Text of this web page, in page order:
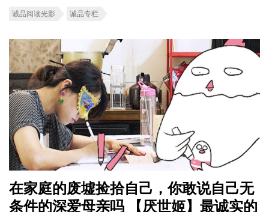
诚品阅读光影 诚品专栏
在家庭的废墟捡拾自己，你敢说自己无
条件的深爱母亲吗 【厌世姬】最诚实的